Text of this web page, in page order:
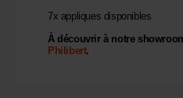
7x appliques disponibles
À découvrir à notre
Philibert.